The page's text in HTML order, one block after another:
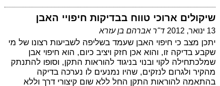
שיקולים ארוכי טווח בבדיקות חיפויי האבן
13 ינואר, 2012 ד"ר אברהם בן עזרא
יתכן מצב כי חיפוי האבן שעמד בשליפה לשביעות רצונו של מי
שקבע בדיקה זו, והוא אכן חזק ויציב כיום, הוא חיפוי אבן
שמלכתחילה לקוי ובנוי בניגוד להוראות התקן, וסופו להתנתק
מהקיר ולגרום לנזקים, שהיו נמנעים לו נערכה בדיקה
בהתאמה להוראות התקן החל ללא שום קיצורי דרך וללא